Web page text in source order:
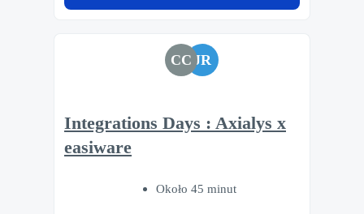
CC JR
Integrations Days : Axialys x
easiware
Około 45 minut